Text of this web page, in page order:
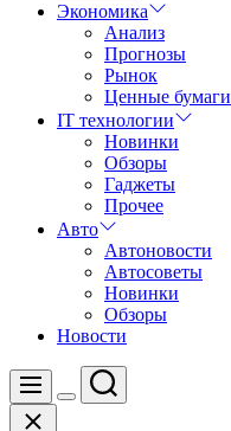
Экономика
Анализ
Прогнозы
Рынок
Ценные бумаги
IT технологии
Новинки
Обзоры
Гаджеты
Прочее
Авто
Автоновости
Автосоветы
Новинки
Обзоры
Новости
Меню
Цвет
Поиск
Закрыть